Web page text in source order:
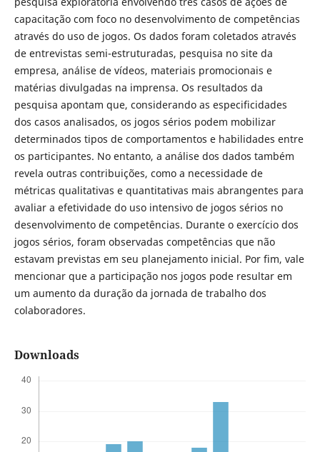
capacitação com foco no desenvolvimento de competências
através do uso de jogos. Os dados foram coletados através
de entrevistas semi-estruturadas, pesquisa no site da
empresa, análise de vídeos, materiais promocionais e
matérias divulgadas na imprensa. Os resultados da
pesquisa apontam que, considerando as especificidades
dos casos analisados, os jogos sérios podem mobilizar
determinados tipos de comportamentos e habilidades entre
os participantes. No entanto, a análise dos dados também
revela outras contribuições, como a necessidade de
métricas qualitativas e quantitativas mais abrangentes para
avaliar a efetividade do uso intensivo de jogos sérios no
desenvolvimento de competências. Durante o exercício dos
jogos sérios, foram observadas competências que não
estavam previstas em seu planejamento inicial. Por fim, vale
mencionar que a participação nos jogos pode resultar em
um aumento da duração da jornada de trabalho dos
colaboradores.
Downloads